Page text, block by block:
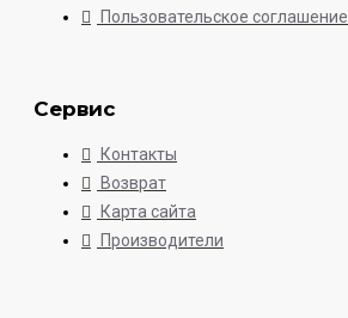
Пользовательское соглашение
Сервис
Контакты
Возврат
Карта сайта
Производители